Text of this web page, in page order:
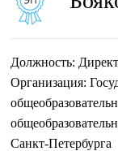
Должность:
Организация:
Санкт-Петербурга